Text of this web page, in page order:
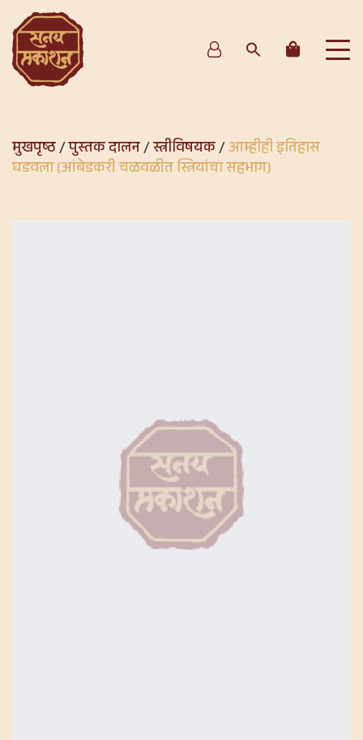
मुखपृष्ठ/पुस्तक दालन/स्त्रीविषयक/आम्हीही इतिहास
घडवला (आंबेडकरी चळवळीत स्त्रियांचा सहभाग)